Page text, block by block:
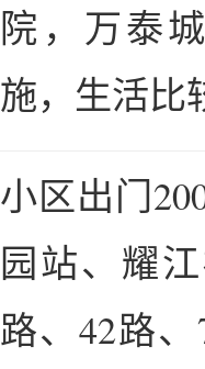
院，万泰
施，生活比
小区出门
园站、耀
路、42路